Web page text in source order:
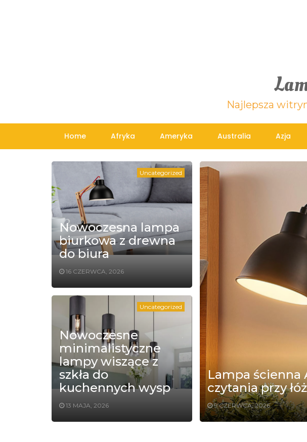
Najlepsza
Home Afryka Ameryka Australia Azja
Uncategorized
Nowoczesna lampa
biurkowa z drewna
do biura
16 CZERWCA, 2026
Lampa ścienna
czytania przy
9 CZERWCA, 2026
Uncategorized
Nowoczesne
minimalistyczne
lampy wiszące z
szkła do
kuchennych wysp
13 MAJA, 2026